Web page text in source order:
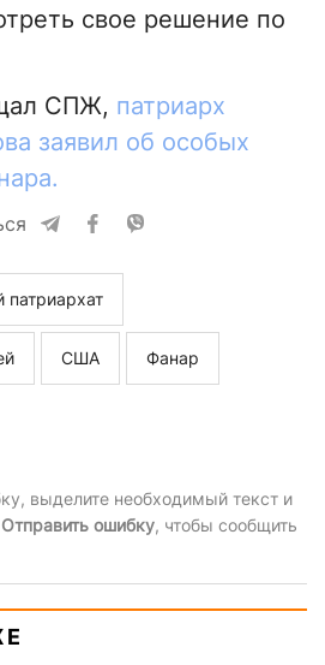
свое решение по
СПЖ, патриарх
заявил об особых
патриархат
США Фанар
выделите необходимый текст и
Отправить ошибку, чтобы сообщить